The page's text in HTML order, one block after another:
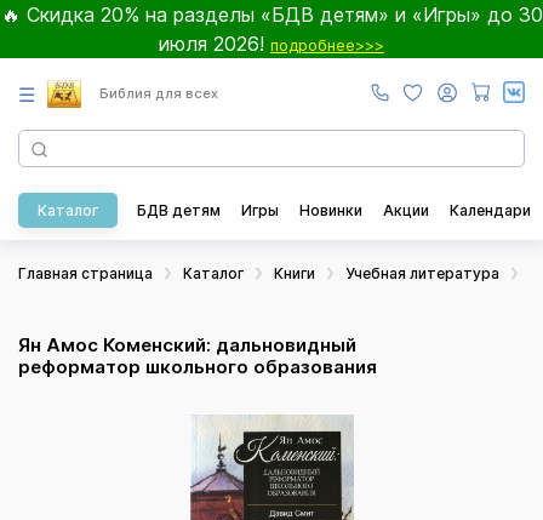
🔥 Скидка 20% на разделы «БДВ детям» и «Игры» до 30
июля 2026! подробнее>>>
☰ Библия для всех
Каталог БДВ детям Игры Новинки Акции Календари
Главная страница Каталог Книги Учебная литература
Ян Амос Коменский: дальновидный
реформатор школьного образования